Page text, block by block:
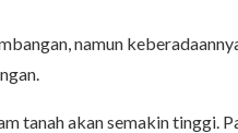
namun
tanah akan semakin tinggi.